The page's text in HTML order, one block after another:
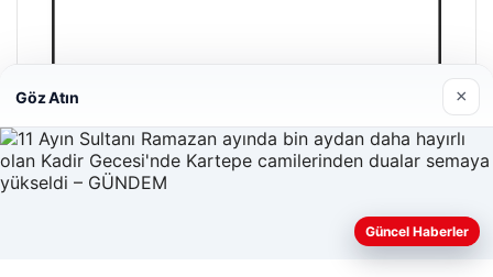
Enes Kaplan Avukatlık Bürosu
28/04/2026
Göz Atın ×
Güncel Haberler